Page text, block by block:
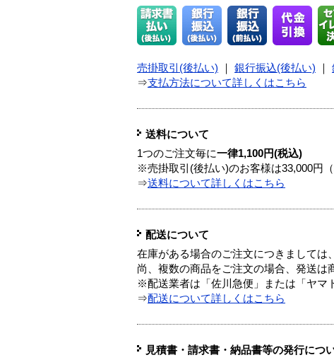
売掛取引(後払い) 銀行振込(後払い)
⇒支払方法について詳しくはこちら
送料について
1つのご注文毎に一律1,100円(税込)
※売掛取引(後払い)のお客様は33,000円
⇒送料について詳しくはこちら
配送について
在庫がある場合のご注文につきましては
尚、複数の商品をご注文の場合、発送は
※配送業者は「佐川急便」または「ヤマ
⇒配送について詳しくはこちら
見積書・請求書・納品書等の発行につ